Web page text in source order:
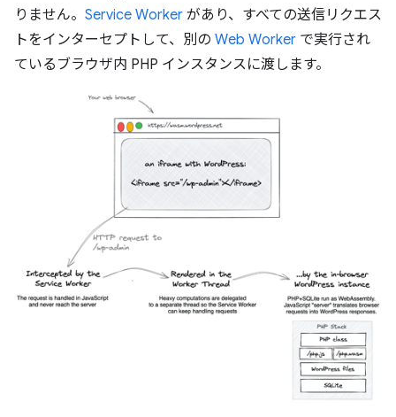
りません。 Service Worker があり、すべての送信リクエス
トをインターセプトして、別の Web Worker で実行され
ているブラウザ内 PHP インスタンスに渡します。